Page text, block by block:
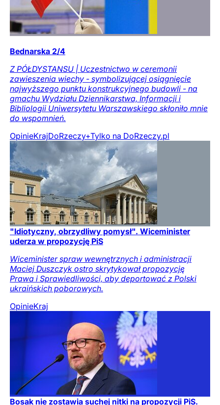
Bednarska 2/4
Z PÓŁDYSTANSU | Uczestnictwo w ceremonii
zawieszenia wiechy - symbolizującej osiągnięcie
najwyższego punktu konstrukcyjnego budowli - na
gmachu Wydziału Dziennikarstwa, Informacji i
Bibliologii Uniwersytetu Warszawskiego skłoniło mnie
do wspomnień.
OpinieKrajDoRzeczy+Tylko na DoRzeczy.pl
"Idiotyczny, obrzydliwy pomysł". Wiceminister
uderza w propozycję PiS
Wiceminister spraw wewnętrznych i administracji
Maciej Duszczyk ostro skrytykował propozycję
Prawa i Sprawiedliwości, aby deportować z Polski
ukraińskich poborowych.
OpinieKraj
Bosak nie zostawia suchej nitki na propozycji PiS.